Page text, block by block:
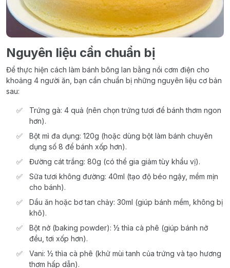
Nguyên liệu cần chuẩn bị
Để thực hiện cách làm bánh bông lan bằng nồi cơm điện cho
khoảng 4 người ăn, bạn cần chuẩn bị những nguyên liệu cơ bản
sau:
Trứng gà: 4 quả (nên chọn trứng tươi để bánh thơm ngon
hơn).
Bột mì đa dụng: 120g (hoặc dùng bột làm bánh chuyên
dụng số 8 để bánh xốp hơn).
Đường cát trắng: 80g (có thể gia giảm tùy khẩu vị).
Sữa tươi không đường: 40ml (tạo độ béo ngậy, mềm mịn
cho bánh).
Dầu ăn hoặc bơ tan chảy: 30ml (giúp bánh mềm, không bị
khô).
Bột nở (baking powder): ½ thìa cà phê (giúp bánh nở
đều, tơi xốp hơn).
Vani: ½ thìa cà phê (khử mùi tanh của trứng và tạo hương
thơm hấp dẫn).